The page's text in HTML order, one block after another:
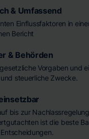
& Umfassend
Einflussfaktoren in
Bericht
& Behörden
Vorgaben und
steuerliche Zwecke.
bis zur
ist die beste